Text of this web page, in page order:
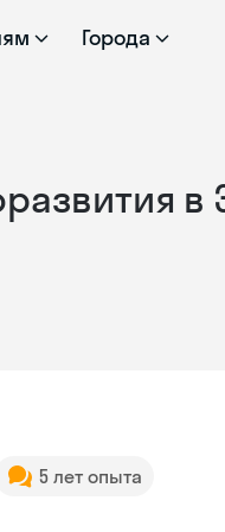
Города
в
5 лет опыта